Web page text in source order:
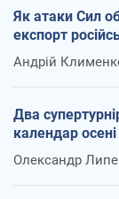
Як атаки Сил
експорт
Андрій
Два
календар
Олександр